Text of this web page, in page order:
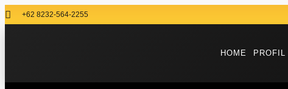
+62 8232-564-2255
HOME PROFIL